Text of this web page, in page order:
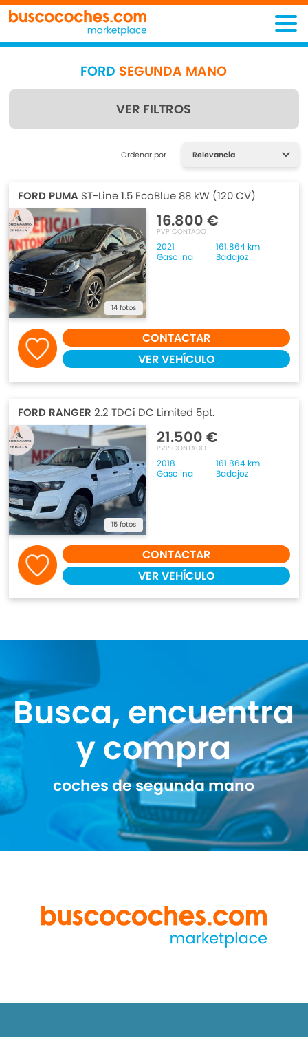
FORD SEGUNDA MANO
VER FILTROS
Encuentra lo que estás
Ordenar por
FORD PUMA ST-Line 1.5 EcoBlue 88 kW (120 CV)
14 fotos
16.800 €
PVP CONTADO
2021
161.864 km
Gasolina
Badajoz
CONTACTAR
VER VEHÍCULO
FORD RANGER 2.2 TDCi DC Limited 5pt.
15 fotos
21.500 €
PVP CONTADO
2018
161.864 km
Gasolina
Badajoz
CONTACTAR
VER VEHÍCULO
Busca, encuentra
y compra
coches de segunda mano